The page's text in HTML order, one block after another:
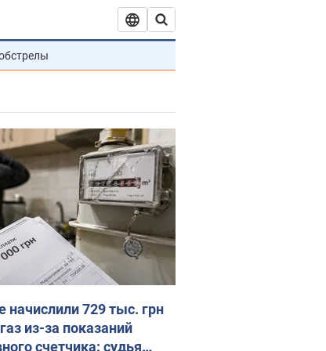
729 тыс. грн
из-за показаний
счетчика: судья